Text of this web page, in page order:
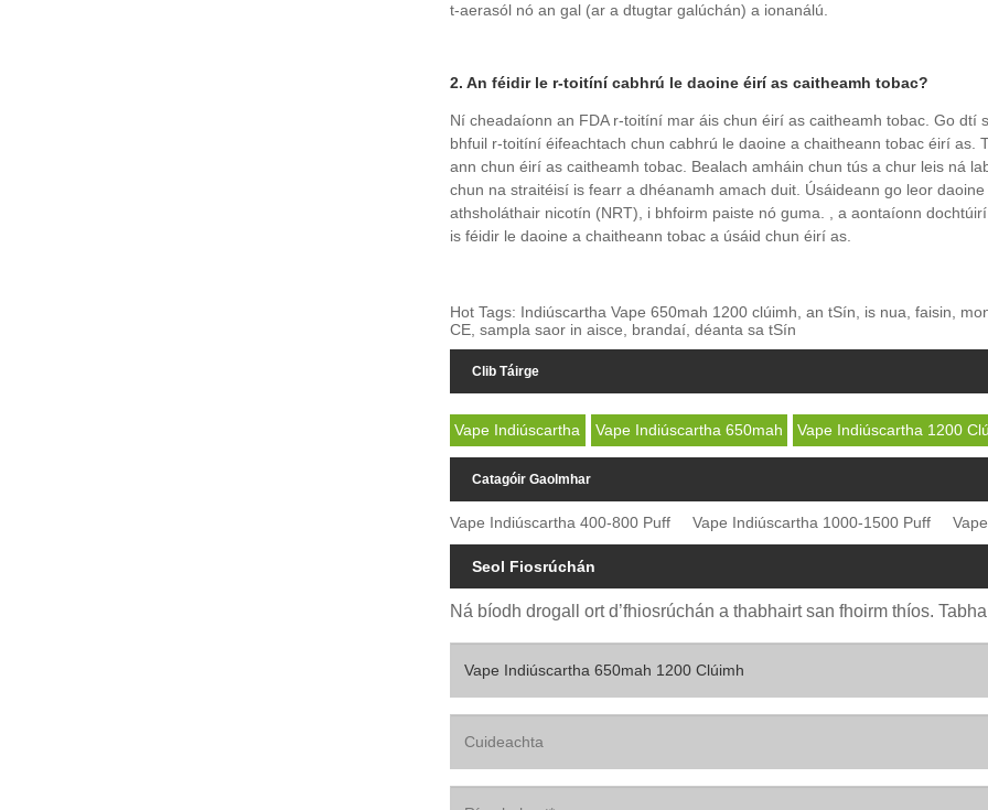
t-aerasól nó an gal (ar a dtugtar galúchán) a ionanálú.
2. An féidir le r-toitíní cabhrú le daoine éirí as caitheamh tobac?
Ní cheadaíonn an FDA r-toitíní mar áis chun éirí as caitheamh tobac. Go
bhfuil r-toitíní éifeachtach chun cabhrú le daoine a chaitheann tobac éirí as.
ann chun éirí as caitheamh tobac. Bealach amháin chun tús a chur leis ná
chun na straitéisí is fearr a dhéanamh amach duit. Úsáideann go leor
athsholáthair nicotín (NRT), i bhfoirm paiste nó guma. , a aontaíonn
is féidir le daoine a chaitheann tobac a úsáid chun éirí as.
Hot Tags: Indiúscartha Vape 650mah 1200 clúimh, an tSín, is nua, faisin,
CE, sampla saor in aisce, brandaí, déanta sa tSín
Clib Táirge
Vape Indiúscartha Vape Indiúscartha 650mah Vape Indiúscartha 1200
Catagóir Gaolmhar
Vape Indiúscartha 400-800 Puff Vape Indiúscartha 1000-1500 Puff
Seol Fiosrúchán
Ná bíodh drogall ort d’fhiosrúchán a thabhairt san fhoirm thíos.